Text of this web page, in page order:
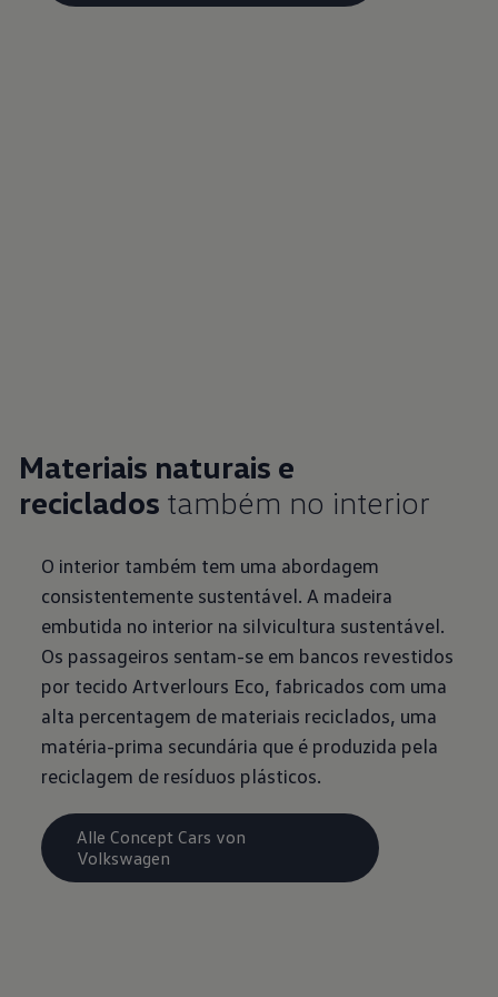
Materiais naturais e
reciclados também no interior
O interior também tem uma abordagem
consistentemente sustentável. A madeira
embutida no interior na silvicultura sustentável.
Os passageiros sentam-se em bancos revestidos
por tecido Artverlours Eco, fabricados com uma
alta percentagem de materiais reciclados, uma
matéria-prima secundária que é produzida pela
reciclagem de resíduos plásticos.
Alle Concept Cars von
Volkswagen